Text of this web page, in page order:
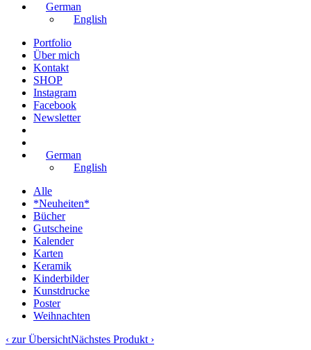
German
English
Portfolio
Über mich
Kontakt
SHOP
Instagram
Facebook
Newsletter
German
English
Alle
*Neuheiten*
Bücher
Gutscheine
Kalender
Karten
Keramik
Kinderbilder
Kunstdrucke
Poster
Weihnachten
‹ zur ÜbersichtNächstes Produkt ›